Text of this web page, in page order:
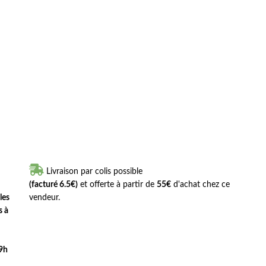
à
 Livraison par colis possible
(facturé 6.5€) et offerte à partir de 55€ d'achat chez ce
vendeur.